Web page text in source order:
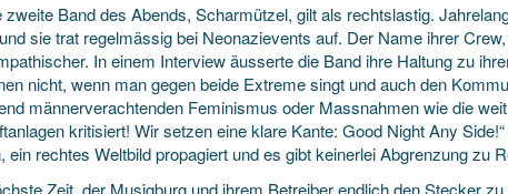
zweite Band des Abends, Scharmützel, gilt als rechtslastig.
sie trat regelmässig bei Neonazievents auf. Der Name ihrer
In einem Interview äusserte die Band ihre Haltung zu
nicht, wenn man gegen beide Extreme singt und auch den
männerverachtenden Feminismus oder Massnahmen wie die
kritisiert! Wir setzen eine klare Kante: Good Night Any
ein rechtes Weltbild propagiert und es gibt keinerlei Abgrenzung zu
Zeit, der Musigburg und ihrem Betreiber endlich den Stecker